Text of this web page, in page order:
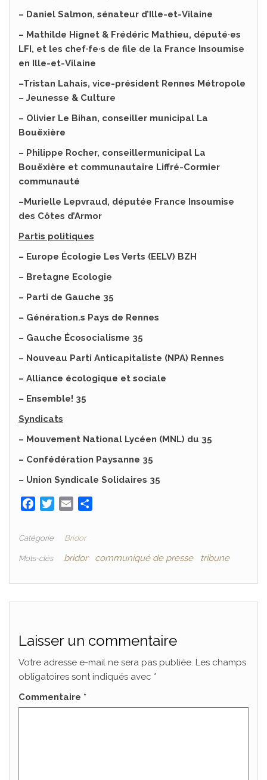
– Daniel Salmon, sénateur d’Ille-et-Vilaine
– Mathilde Hignet & Frédéric Mathieu, député·es
LFI, et les chef·fe·s de file de la France Insoumise
en Ille-et-Vilaine
–Tristan Lahais, vice-président Rennes Métropole
– Jeunesse & Culture
– Olivier Le Bihan, conseiller municipal La
Bouëxière
– Philippe Rocher, conseillermunicipal La
Bouëxière et communautaire Liffré-Cormier
communauté
–Murielle Lepvraud, députée France Insoumise
des Côtes d’Armor
Partis politiques
– Europe Écologie Les Verts (EELV) BZH
– Bretagne Ecologie
– Parti de Gauche 35
– Génération.s Pays de Rennes
– Gauche Écosocialisme 35
– Nouveau Parti Anticapitaliste (NPA) Rennes
– Alliance écologique et sociale
– Ensemble! 35
Syndicats
– Mouvement National Lycéen (MNL) du 35
– Confédération Paysanne 35
– Union Syndicale Solidaires 35
e
b
k
a
l
a
r
Catégorie Bridor
Mots-clés bridor communiqué de presse tribune
Laisser un commentaire
Votre adresse e-mail ne sera pas publiée. Les champs
obligatoires sont indiqués avec *
Commentaire *